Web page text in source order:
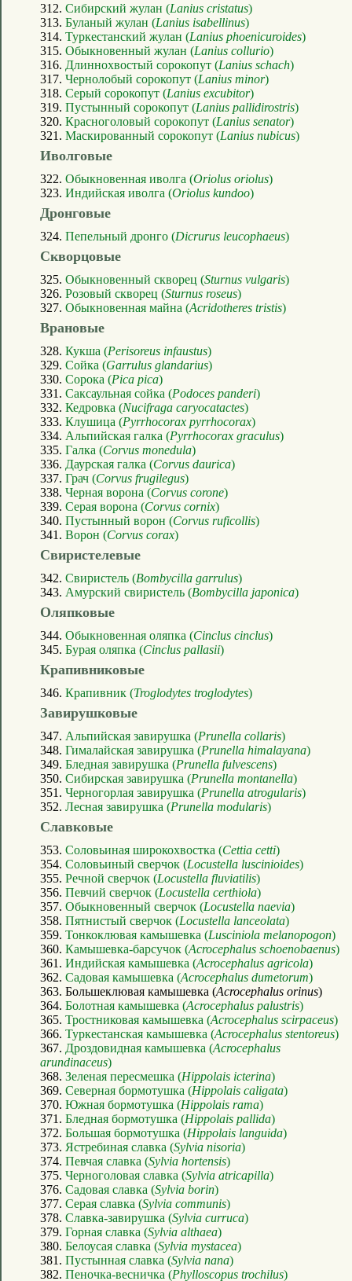
312. Сибирский жулан (Lanius cristatus)
313. Буланый жулан (Lanius isabellinus)
314. Туркестанский жулан (Lanius phoenicuroides)
315. Обыкновенный жулан (Lanius collurio)
316. Длиннохвостый сорокопут (Lanius schach)
317. Чернолобый сорокопут (Lanius minor)
318. Серый сорокопут (Lanius excubitor)
319. Пустынный сорокопут (Lanius pallidirostris)
320. Красноголовый сорокопут (Lanius senator)
321. Маскированный сорокопут (Lanius nubicus)
Иволговые
322. Обыкновенная иволга (Oriolus oriolus)
323. Индийская иволга (Oriolus kundoo)
Дронговые
324. Пепельный дронго (Dicrurus leucophaeus)
Скворцовые
325. Обыкновенный скворец (Sturnus vulgaris)
326. Розовый скворец (Sturnus roseus)
327. Обыкновенная майна (Acridotheres tristis)
Врановые
328. Кукша (Perisoreus infaustus)
329. Сойка (Garrulus glandarius)
330. Сорока (Pica pica)
331. Саксаульная сойка (Podoces panderi)
332. Кедровка (Nucifraga caryocatactes)
333. Клушица (Pyrrhocorax pyrrhocorax)
334. Альпийская галка (Pyrrhocorax graculus)
335. Галка (Corvus monedula)
336. Даурская галка (Corvus daurica)
337. Грач (Corvus frugilegus)
338. Черная ворона (Corvus corone)
339. Серая ворона (Corvus cornix)
340. Пустынный ворон (Corvus ruficollis)
341. Ворон (Corvus corax)
Свиристелевые
342. Свиристель (Bombycilla garrulus)
343. Амурский свиристель (Bombycilla japonica)
Оляпковые
344. Обыкновенная оляпка (Cinclus cinclus)
345. Бурая оляпка (Cinclus pallasii)
Крапивниковые
346. Крапивник (Troglodytes troglodytes)
Завирушковые
347. Альпийская завирушка (Prunella collaris)
348. Гималайская завирушка (Prunella himalayana)
349. Бледная завирушка (Prunella fulvescens)
350. Сибирская завирушка (Prunella montanella)
351. Черногорлая завирушка (Prunella atrogularis)
352. Лесная завирушка (Prunella modularis)
Славковые
353. Соловьиная широкохвостка (Cettia cetti)
354. Соловьиный сверчок (Locustella luscinioides)
355. Речной сверчок (Locustella fluviatilis)
356. Певчий сверчок (Locustella certhiola)
357. Обыкновенный сверчок (Locustella naevia)
358. Пятнистый сверчок (Locustella lanceolata)
359. Тонкоклювая камышевка (Lusciniola melanopogon)
360. Камышевка-барсучок (Acrocephalus schoenobaenus)
361. Индийская камышевка (Acrocephalus agricola)
362. Садовая камышевка (Acrocephalus dumetorum)
363. Большеклювая камышевка (Acrocephalus orinus)
364. Болотная камышевка (Acrocephalus palustris)
365. Тростниковая камышевка (Acrocephalus scirpaceus)
366. Туркестанская камышевка (Acrocephalus stentoreus)
367. Дроздовидная камышевка (Acrocephalus
arundinaceus)
368. Зеленая пересмешка (Hippolais icterina)
369. Северная бормотушка (Hippolais caligata)
370. Южная бормотушка (Hippolais rama)
371. Бледная бормотушка (Hippolais pallida)
372. Большая бормотушка (Hippolais languida)
373. Ястребиная славка (Sylvia nisoria)
374. Певчая славка (Sylvia hortensis)
375. Черноголовая славка (Sylvia atricapilla)
376. Садовая славка (Sylvia borin)
377. Серая славка (Sylvia communis)
378. Славка-завирушка (Sylvia curruca)
379. Горная славка (Sylvia althaea)
380. Белоусая славка (Sylvia mystacea)
381. Пустынная славка (Sylvia nana)
382. Пеночка-весничка (Phylloscopus trochilus)